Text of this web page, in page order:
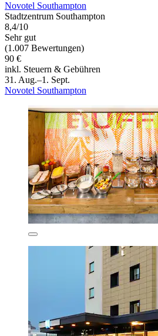
Novotel Southampton
Stadtzentrum Southampton
8,4/10
Sehr gut
(1.007 Bewertungen)
90 €
inkl. Steuern & Gebühren
31. Aug.–1. Sept.
Novotel Southampton